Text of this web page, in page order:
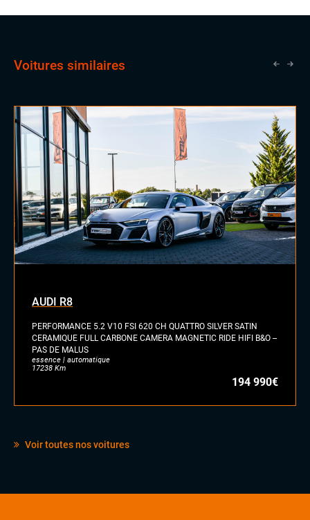
Voitures similaires
AUDI R8
PERFORMANCE 5.2 V10 FSI 620 CH QUATTRO SILVER SATIN
CERAMIQUE FULL CARBONE CAMERA MAGNETIC RIDE HIFI B&O --
PAS DE MALUS
essence | automatique
17238 Km
194 990€
Voir toutes nos voitures